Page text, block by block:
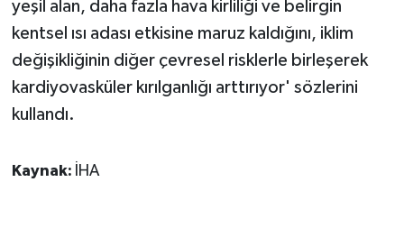
yeşil alan, daha fazla hava kirliliği ve belirgin
kentsel ısı adası etkisine maruz kaldığını, iklim
değişikliğinin diğer çevresel risklerle birleşerek
kardiyovasküler kırılganlığı arttırıyor' sözlerini
kullandı.
Kaynak: İHA